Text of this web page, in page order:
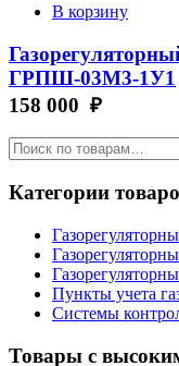
В корзину
ГРПШ-03М3-1У1
158 000 ₽
Категории
Пункты учета
Системы
Товары с